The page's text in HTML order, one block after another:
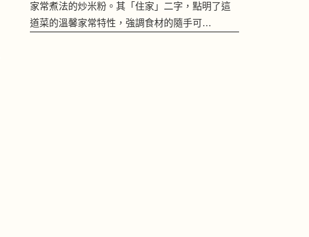
家常煮法的炒米粉。其「住家」二字，點明了這
道菜的溫馨家常特性，強調食材的隨手可…